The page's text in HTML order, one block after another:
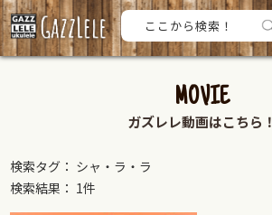
MOVIE
ガズレレ動画はこちら！
検索タグ： シャ・ラ・ラ
検索結果： 1件